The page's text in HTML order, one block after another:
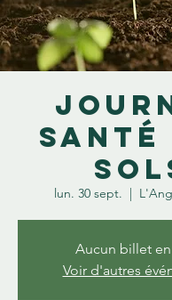
santé
lun. 30 sept.
  |
Aucun billet
Voir d'autres